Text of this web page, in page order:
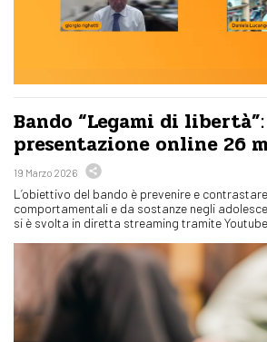
Bando “Legami di libertà”:
presentazione online 26
19 Marzo 2026
L’obiettivo del bando è prevenire e
comportamentali e da sostanze negli
si è svolta in diretta streaming tramite Youtube.